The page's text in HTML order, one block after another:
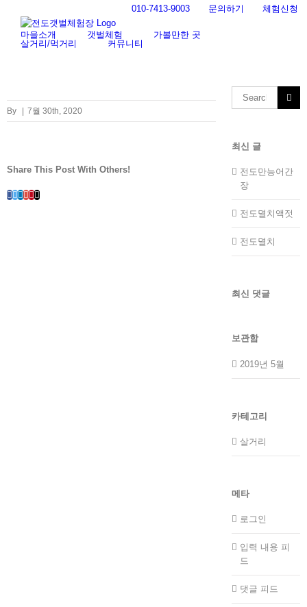
content
010-7413-9003 문의하기 체험신청
마을소개 갯벌체험
가볼만한 곳
살거리/먹거리
커뮤니티
By 7월 30th, 2020
Share This Post With Others!
Facebook
Twitter
LinkedIn
Whatsapp
Google+
Pinterest
Email
Search
for:
최신 글
전도만능어간
장
전도멸치액젓
전도멸치
최신 댓글
보관함
2019년 5월
카테고리
살거리
메타
로그인
입력 내용 피
드
댓글 피드